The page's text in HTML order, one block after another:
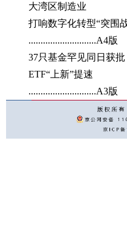
大湾区制造业
打响数字化转型“突围
............................A4版
37只基金罕见同日获批
ETF“上新”提速
............................A3版